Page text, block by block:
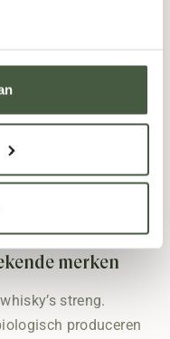
het ontdekken
diep in de buidel
je regelmatig een
Zo proef
scherpe prijs,
merken
streng.
produceren